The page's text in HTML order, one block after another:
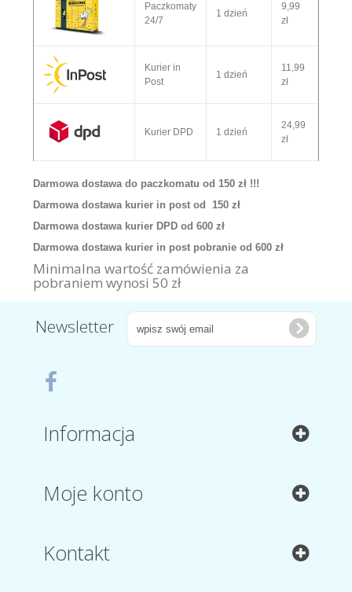
Paczkomaty
24/7
1 dzień
9,99
zł
Kurier in
Post
1 dzień
11,99
zł
Kurier DPD 1 dzień
24,99
zł
Darmowa dostawa do paczkomatu od 150 zł !!!
Darmowa dostawa kurier in post od 150 zł
Darmowa dostawa kurier DPD od 600 zł
Darmowa dostawa kurier in post pobranie od 600 zł
Minimalna wartość zamówienia za
pobraniem wynosi 50 zł
Newsletter
Informacja
Moje konto
Kontakt